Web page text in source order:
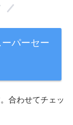
パーセー
合わせてチェッ